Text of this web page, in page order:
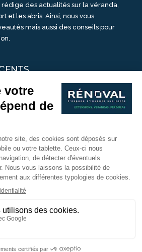
des actualités sur la véranda,
et les abris. Ainsi, nous vous
mais aussi des conseils pour
design
Extension Suisse | 26-27 Juin
pergola aluminium
sur mesure